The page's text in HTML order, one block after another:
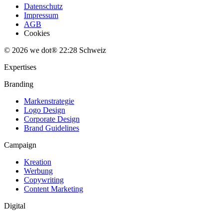
Datenschutz
Impressum
AGB
Cookies
© 2026 we dot® 22:28 Schweiz
Expertises
Branding
Markenstrategie
Logo Design
Corporate Design
Brand Guidelines
Campaign
Kreation
Werbung
Copywriting
Content Marketing
Digital